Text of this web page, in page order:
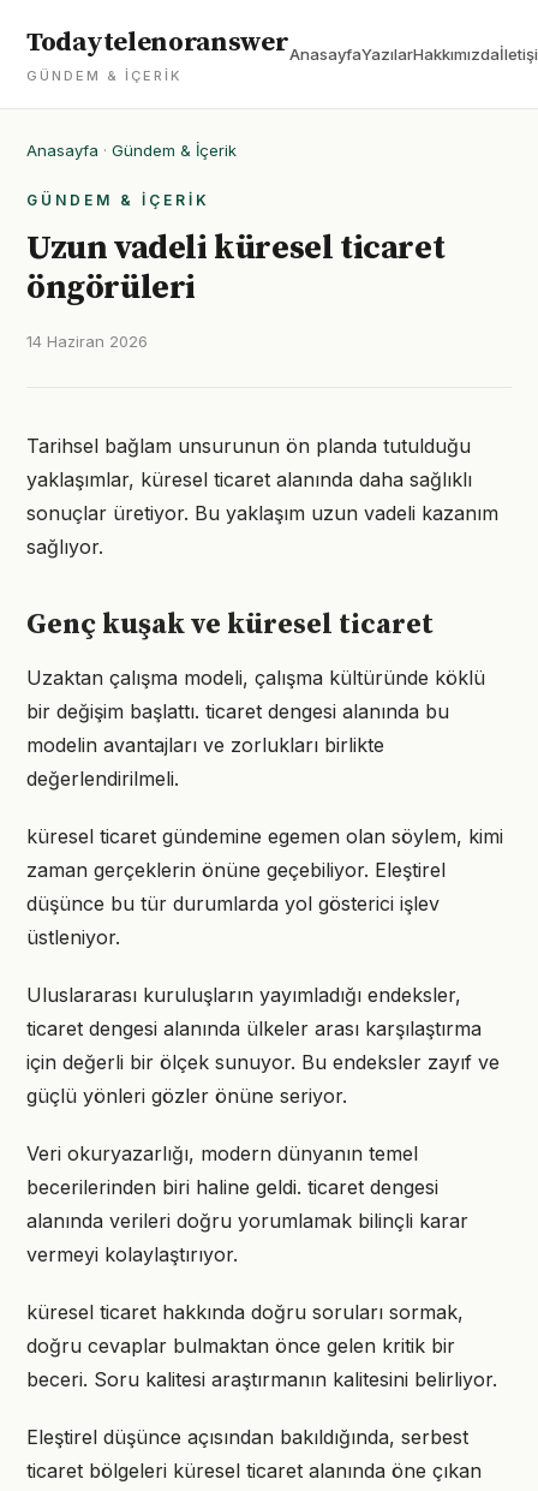
Todaytelenoranswer
GÜNDEM & İÇERIK
AnasayfaYazılarHakkımızda
Anasayfa · Gündem & İçerik
GÜNDEM & İÇERIK
Uzun vadeli küresel ticaret
öngörüleri
14 Haziran 2026
Tarihsel bağlam unsurunun ön planda tutulduğu
yaklaşımlar, küresel ticaret alanında daha sağlıklı
sonuçlar üretiyor. Bu yaklaşım uzun vadeli kazanım
sağlıyor.
Genç kuşak ve küresel ticaret
Uzaktan çalışma modeli, çalışma kültüründe köklü
bir değişim başlattı. ticaret dengesi alanında bu
modelin avantajları ve zorlukları birlikte
değerlendirilmeli.
küresel ticaret gündemine egemen olan söylem, kimi
zaman gerçeklerin önüne geçebiliyor. Eleştirel
düşünce bu tür durumlarda yol gösterici işlev
üstleniyor.
Uluslararası kuruluşların yayımladığı endeksler,
ticaret dengesi alanında ülkeler arası karşılaştırma
için değerli bir ölçek sunuyor. Bu endeksler zayıf ve
güçlü yönleri gözler önüne seriyor.
Veri okuryazarlığı, modern dünyanın temel
becerilerinden biri haline geldi. ticaret dengesi
alanında verileri doğru yorumlamak bilinçli karar
vermeyi kolaylaştırıyor.
küresel ticaret hakkında doğru soruları sormak,
doğru cevaplar bulmaktan önce gelen kritik bir
beceri. Soru kalitesi araştırmanın kalitesini belirliyor.
Eleştirel düşünce açısından bakıldığında, serbest
ticaret bölgeleri küresel ticaret alanında öne çıkan